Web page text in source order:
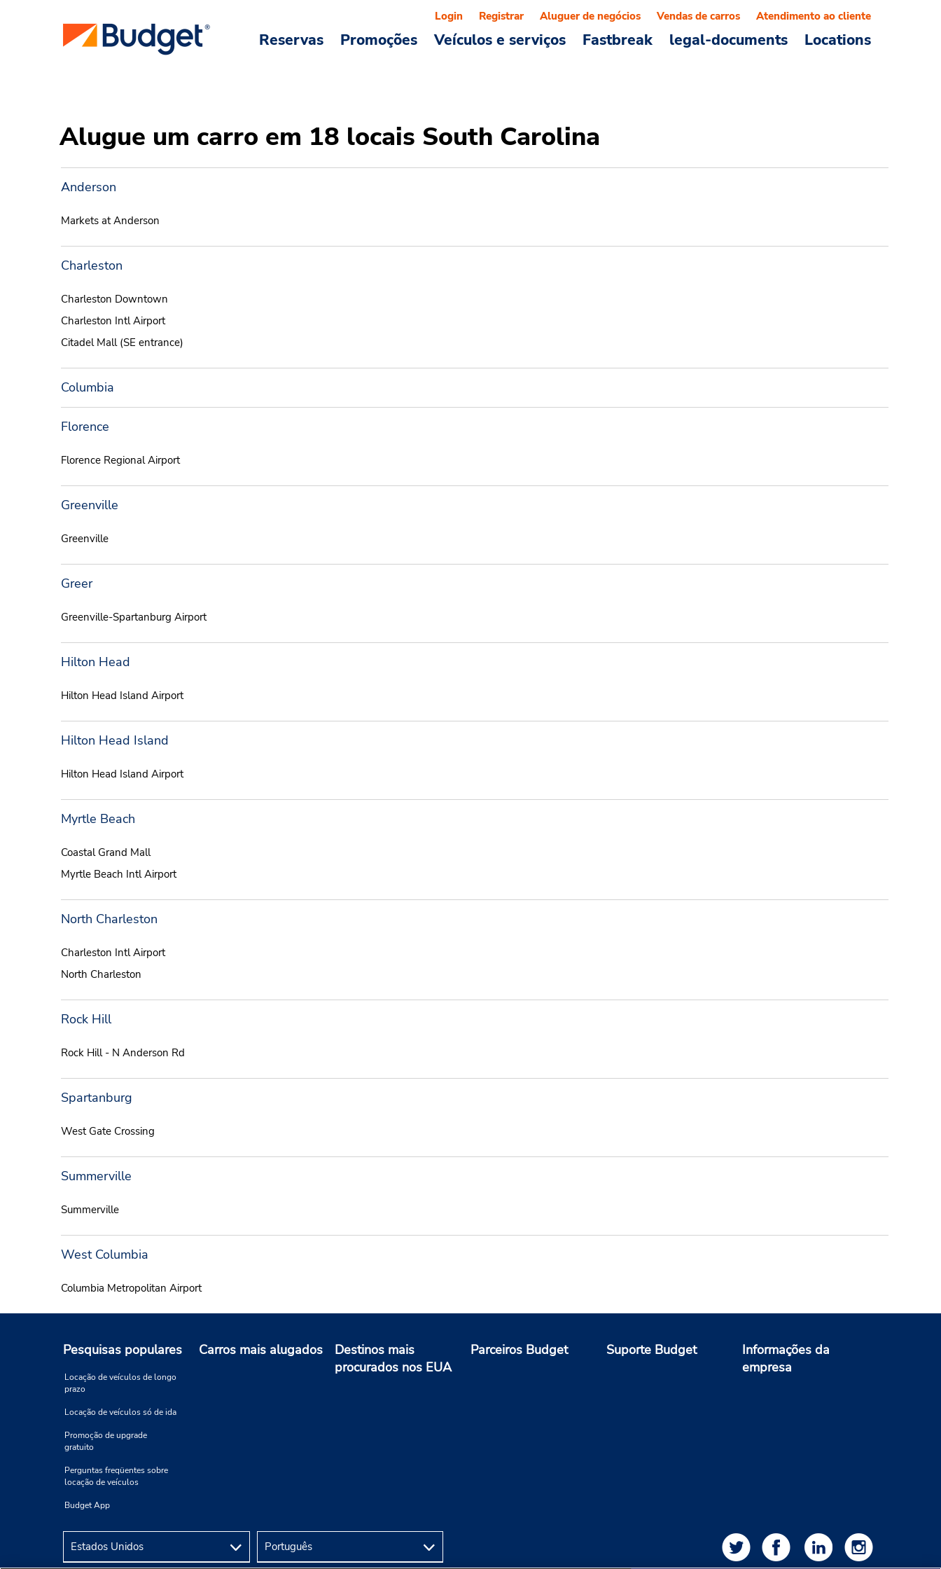
Reservas Promoções Veículos e serviços Fastbreak legal-documents Locations
Login Registrar Aluguer de negócios Vendas de carros Atendimento ao cliente
Alugue um carro em 18 locais South Carolina
Anderson
Markets at Anderson
Charleston
Charleston Downtown
Charleston Intl Airport
Citadel Mall (SE entrance)
Columbia
Florence
Florence Regional Airport
Greenville
Greenville
Greer
Greenville-Spartanburg Airport
Hilton Head
Hilton Head Island Airport
Hilton Head Island
Hilton Head Island Airport
Myrtle Beach
Coastal Grand Mall
Myrtle Beach Intl Airport
North Charleston
Charleston Intl Airport
North Charleston
Rock Hill
Rock Hill - N Anderson Rd
Spartanburg
West Gate Crossing
Summerville
Summerville
West Columbia
Columbia Metropolitan Airport
Pesquisas populares
Locação de veículos de longo
prazo
Locação de veículos só de ida
Promoção de upgrade
gratuito
Perguntas freqüentes sobre
locação de veículos
Budget App
Carros mais alugados
Destinos mais
procurados nos EUA
Parceiros Budget Suporte Budget
Informações da
empresa